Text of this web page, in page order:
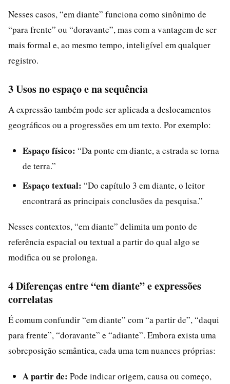
Nesses casos, “em diante” funciona como sinônimo de
“para frente” ou “doravante”, mas com a vantagem de ser
mais formal e, ao mesmo tempo, inteligível em qualquer
registro.
3 Usos no espaço e na sequência
A expressão também pode ser aplicada a deslocamentos
geográficos ou a progressões em um texto. Por exemplo:
Espaço físico: “Da ponte em diante, a estrada se torna
de terra.”
Espaço textual: “Do capítulo 3 em diante, o leitor
encontrará as principais conclusões da pesquisa.”
Nesses contextos, “em diante” delimita um ponto de
referência espacial ou textual a partir do qual algo se
modifica ou se prolonga.
4 Diferenças entre “em diante” e expressões
correlatas
É comum confundir “em diante” com “a partir de”, “daqui
para frente”, “doravante” e “adiante”. Embora exista uma
sobreposição semântica, cada uma tem nuances próprias:
A partir de: Pode indicar origem, causa ou começo,